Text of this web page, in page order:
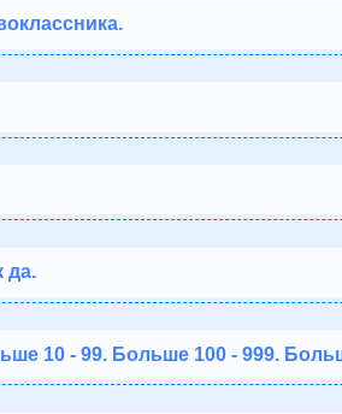
да.
10 - 99. Больше 100 - 999.